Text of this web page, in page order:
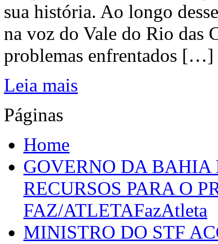
sua história. Ao longo
na voz do Vale do Rio das
problemas enfrentados […]
Leia mais
Páginas
Home
GOVERNO DA
RECURSOS PARA O
FAZ/ATLETAFazAtleta
MINISTRO DO STF